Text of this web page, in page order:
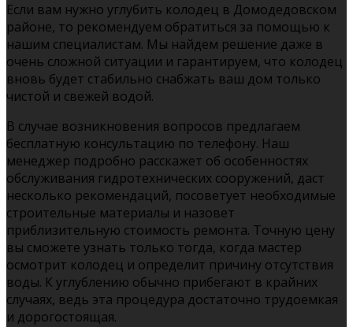
Если вам нужно углубить колодец в Домодедовском
районе, то рекомендуем обратиться за помощью к
нашим специалистам. Мы найдем решение даже в
очень сложной ситуации и гарантируем, что колодец
вновь будет стабильно снабжать ваш дом только
чистой и свежей водой.
В случае возникновения вопросов предлагаем
бесплатную консультацию по телефону. Наш
менеджер подробно расскажет об особенностях
обслуживания гидротехнических сооружений, даст
несколько рекомендаций, посоветует необходимые
строительные материалы и назовет
приблизительную стоимость ремонта. Точную цену
вы сможете узнать только тогда, когда мастер
осмотрит колодец и определит причину отсутствия
воды. К углублению обычно прибегают в крайних
случаях, ведь эта процедура достаточно трудоемкая
и дорогостоящая.